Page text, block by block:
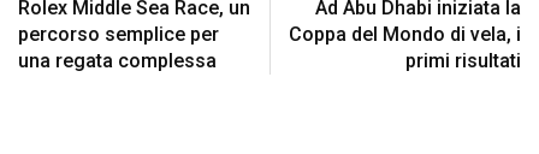
Rolex Middle Sea Race, un
percorso semplice per
una regata complessa
Ad Abu Dhabi iniziata la
Coppa del Mondo di vela, i
primi risultati